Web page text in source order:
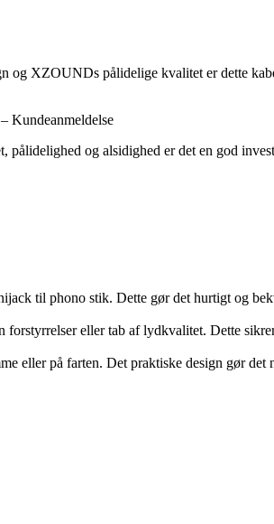
og XZOUNDs pålidelige kvalitet er dette
Kundeanmeldelse
og alsidighed er det en god
til phono stik. Dette gør det hurtigt og
eller tab af lydkvalitet. Dette
eller på farten. Det praktiske design gør det